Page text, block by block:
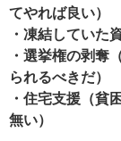
てやれば良い）
・凍結していた
・選挙権の剥奪
られるべきだ）
・住宅支援（貧
無い）